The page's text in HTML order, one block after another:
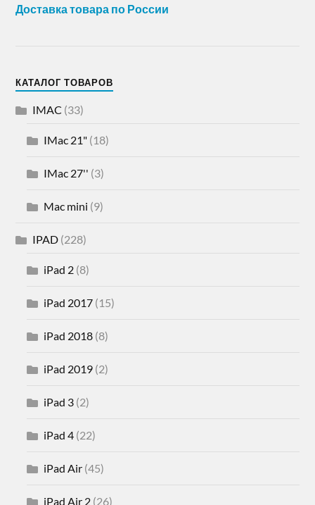
Доставка товара по России
КАТАЛОГ ТОВАРОВ
IMAC (33)
IMac 21" (18)
IMac 27'' (3)
Mac mini (9)
IPAD (228)
iPad 2 (8)
iPad 2017 (15)
iPad 2018 (8)
iPad 2019 (2)
iPad 3 (2)
iPad 4 (22)
iPad Air (45)
iPad Air 2 (26)